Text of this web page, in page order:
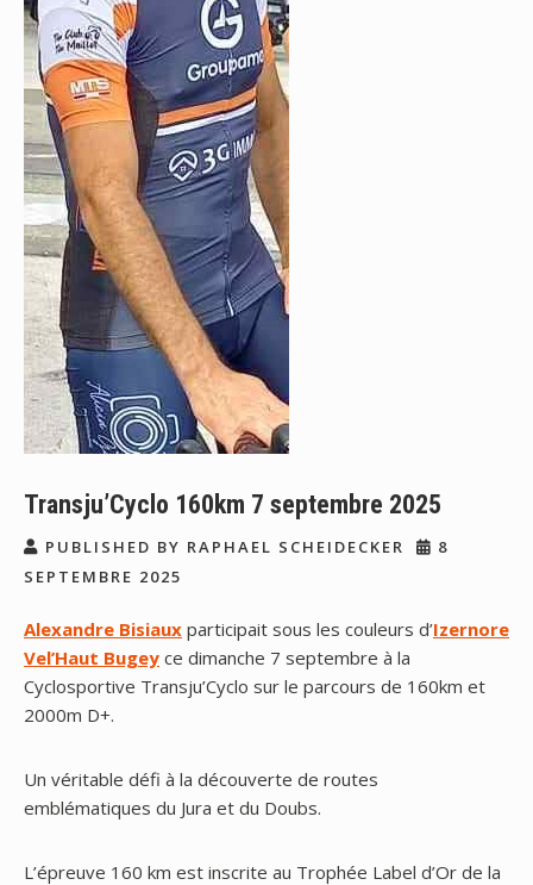
Transju’Cyclo 160km 7 septembre 2025
PUBLISHED BY RAPHAEL SCHEIDECKER
8
SEPTEMBRE 2025
Alexandre Bisiaux participait sous les couleurs d’Izernore
Vel’Haut Bugey ce dimanche 7 septembre à la
Cyclosportive Transju’Cyclo sur le parcours de 160km et
2000m D+.
Un véritable défi à la découverte de routes
emblématiques du Jura et du Doubs.
L’épreuve 160 km est inscrite au Trophée Label d’Or de la